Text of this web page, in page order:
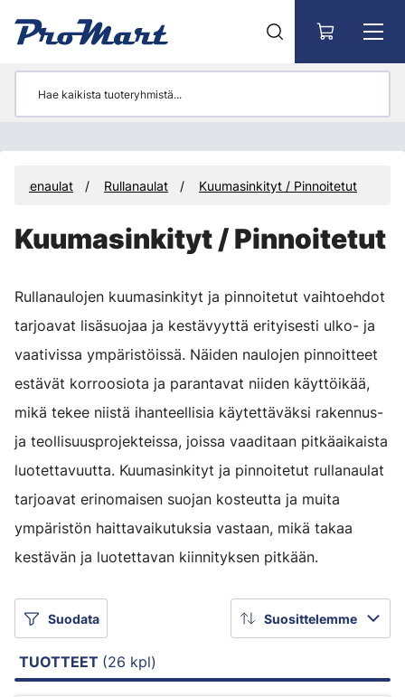
Konenaulat Rullanaulat Kuumasinkityt / Pinnoitetut
Kuumasinkityt / Pinnoitetut
Rullanaulojen kuumasinkityt ja pinnoitetut vaihtoehdot
tarjoavat lisäsuojaa ja kestävyyttä erityisesti ulko- ja
vaativissa ympäristöissä. Näiden naulojen pinnoitteet
estävät korroosiota ja parantavat niiden käyttöikää,
mikä tekee niistä ihanteellisia käytettäväksi rakennus-
ja teollisuusprojekteissa, joissa vaaditaan pitkäaikaista
luotettavuutta. Kuumasinkityt ja pinnoitetut rullanaulat
tarjoavat erinomaisen suojan kosteutta ja muita
ympäristön haittavaikutuksia vastaan, mikä takaa
kestävän ja luotettavan kiinnityksen pitkään.
Suodata Suosittelemme
TUOTTEET (26 kpl)